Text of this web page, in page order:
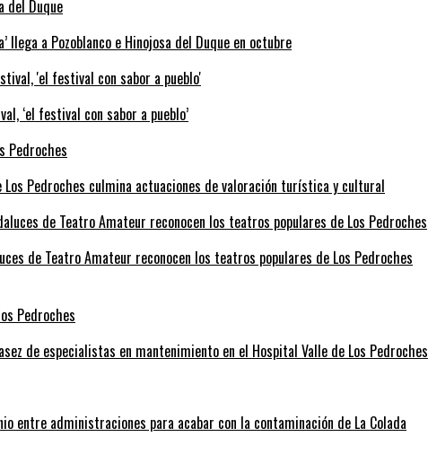
llega a Pozoblanco e Hinojosa del Duque en octubre
‘el festival con sabor a pueblo’
Los Pedroches culmina actuaciones de valoración turística y cultural
de Teatro Amateur reconocen los teatros populares de Los Pedroches
de especialistas en mantenimiento en el Hospital Valle de Los Pedroches
entre administraciones para acabar con la contaminación de La Colada